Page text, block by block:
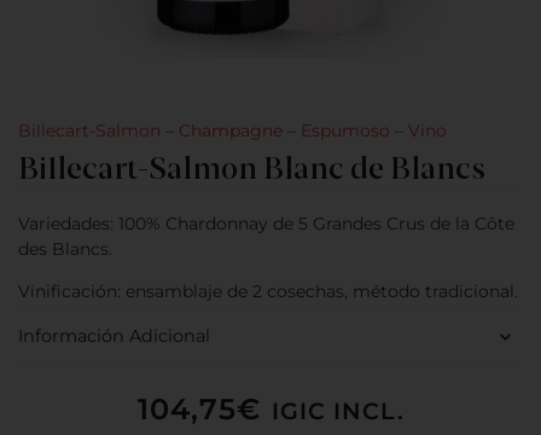
Billecart-Salmon Champagne Espumoso Vino
Billecart-Salmon Blanc de Blancs
Variedades: 100% Chardonnay de 5 Grandes Crus de la Côte
des Blancs.
Vinificación: ensamblaje de 2 cosechas, método tradicional.
Información Adicional
104,75€ IGIC INCL.